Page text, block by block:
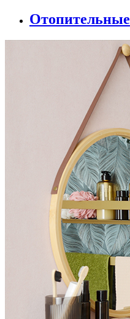
Отопительные